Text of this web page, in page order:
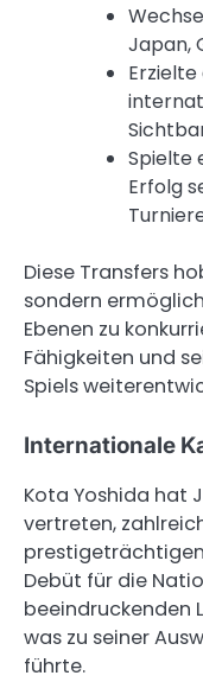
Japan,
Spielte
Erfolg
Diese Transfers
sondern
Ebenen zu
Fähigkeiten und
Spiels
Internationale
Kota Yoshida hat
vertreten,
Debüt für die
beeindruckenden
was zu seiner
führte.